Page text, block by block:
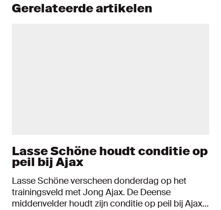
Gerelateerde artikelen
Lasse Schöne houdt conditie op
peil bij Ajax
Lasse Schöne verscheen donderdag op het
trainingsveld met Jong Ajax. De Deense
middenvelder houdt zijn conditie op peil bij Ajax,